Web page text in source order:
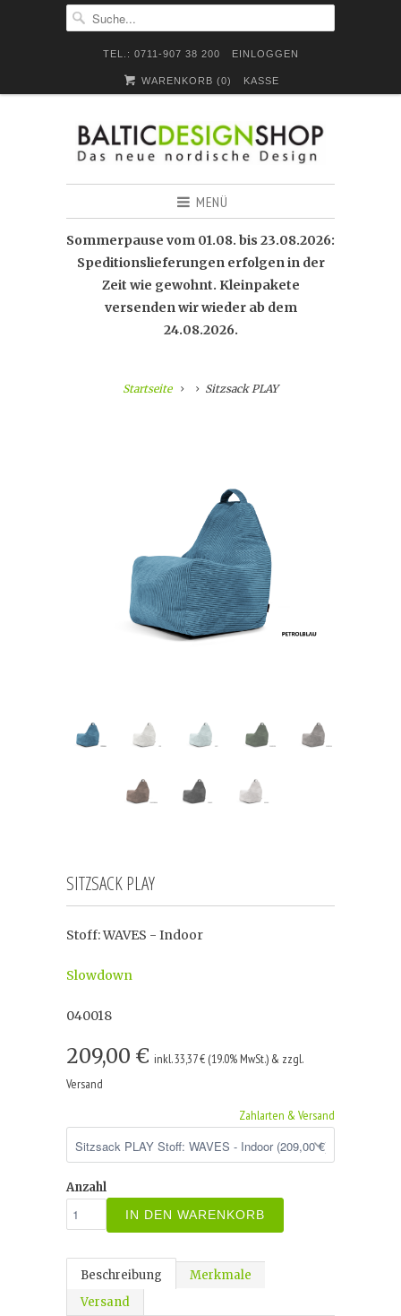
TEL.: 0711-907 38 200 EINLOGGEN
WARENKORB (0) KASSE
MENÜ
Sommerpause vom 01.08. bis 23.08.2026:
Speditionslieferungen erfolgen in der
Zeit wie gewohnt. Kleinpakete
versenden wir wieder ab dem
24.08.2026.
Startseite Sitzsack PLAY
SITZSACK PLAY
Stoff: WAVES - Indoor
Slowdown
040018
209,00 € inkl. 33,37 € (19.0% MwSt.) & zzgl.
Versand
Zahlarten & Versand
Anzahl
IN DEN WARENKORB
Beschreibung
Merkmale
Versand